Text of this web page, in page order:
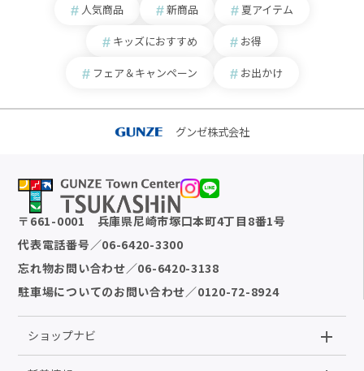
人気商品 新商品 夏アイテム
キッズにおすすめ お得
フェア＆キャンペーン お出かけ
グンゼ株式会社
〒 661-0001
兵庫県尼崎市塚口本町4丁目8番1号
代表電話番号／06-6420-3300
忘れ物お問い合わせ／06-6420-3138
駐車場についてのお問い合わせ／0120-72-8924
ショップナビ